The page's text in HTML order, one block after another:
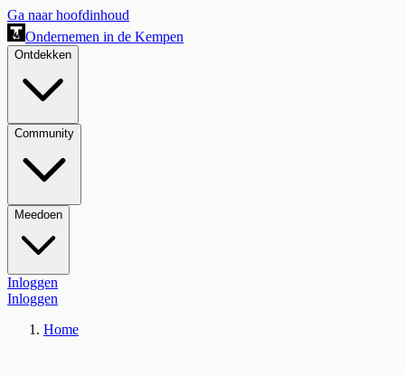
Ga naar hoofdinhoud
Ondernemen in de Kempen
Ontdekken
Community
Meedoen
Inloggen
Inloggen
Home